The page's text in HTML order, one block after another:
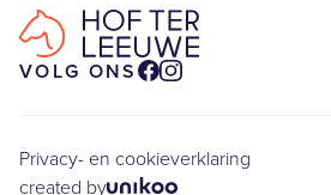
VOLG ONS
Privacy- en cookieverklaring
created by